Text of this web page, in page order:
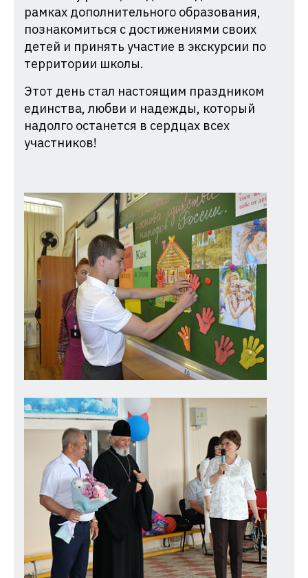
рамках дополнительного образования,
познакомиться с достижениями своих
детей и принять участие в экскурсии по
территории школы.
Этот день стал настоящим праздником
единства, любви и надежды, который
надолго останется в сердцах всех
участников!